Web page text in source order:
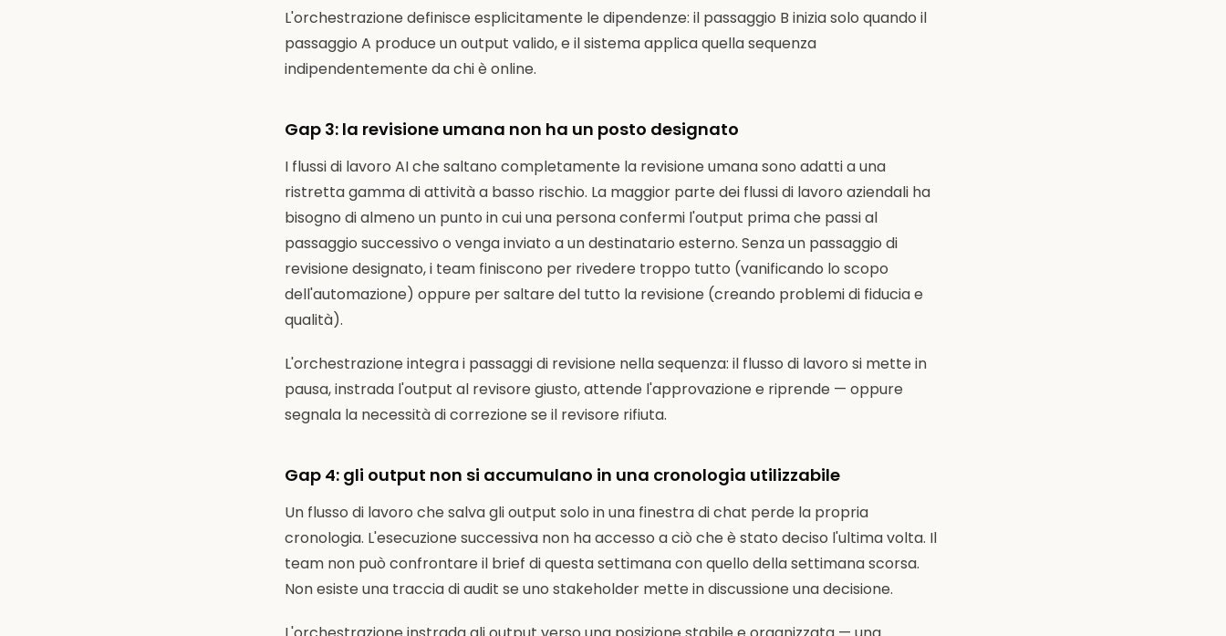
L'orchestrazione definisce esplicitamente le dipendenze: il passaggio B inizia solo quando il
passaggio A produce un output valido, e il sistema applica quella sequenza
indipendentemente da chi è online.
Gap 3: la revisione umana non ha un posto designato
I flussi di lavoro AI che saltano completamente la revisione umana sono adatti a una
ristretta gamma di attività a basso rischio. La maggior parte dei flussi di lavoro aziendali ha
bisogno di almeno un punto in cui una persona confermi l'output prima che passi al
passaggio successivo o venga inviato a un destinatario esterno. Senza un passaggio di
revisione designato, i team finiscono per rivedere troppo tutto (vanificando lo scopo
dell'automazione) oppure per saltare del tutto la revisione (creando problemi di fiducia e
qualità).
L'orchestrazione integra i passaggi di revisione nella sequenza: il flusso di lavoro si mette in
pausa, instrada l'output al revisore giusto, attende l'approvazione e riprende — oppure
segnala la necessità di correzione se il revisore rifiuta.
Gap 4: gli output non si accumulano in una cronologia utilizzabile
Un flusso di lavoro che salva gli output solo in una finestra di chat perde la propria
cronologia. L'esecuzione successiva non ha accesso a ciò che è stato deciso l'ultima volta. Il
team non può confrontare il brief di questa settimana con quello della settimana scorsa.
Non esiste una traccia di audit se uno stakeholder mette in discussione una decisione.